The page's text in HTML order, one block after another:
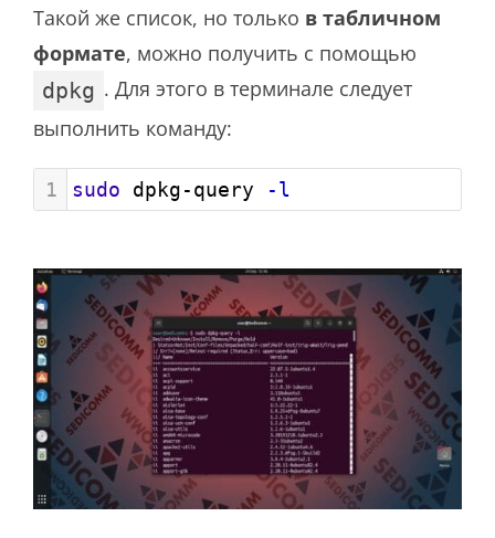
Такой же список, но только в табличном
формате, можно получить с помощью
dpkg . Для этого в терминале следует
выполнить команду:
1 sudo dpkg-query -l